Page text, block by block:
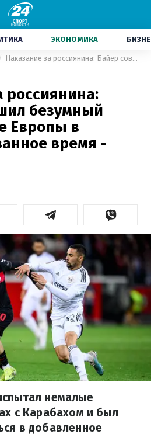
ЭКОНОМИКА
Наказание за россиянина: Байер совершил безумный камбэк в Лиге Европы в компенсированное время - видео
россиянина:
безумный
Европы в
время -
немалые
с Карабахом и был
в добавленное